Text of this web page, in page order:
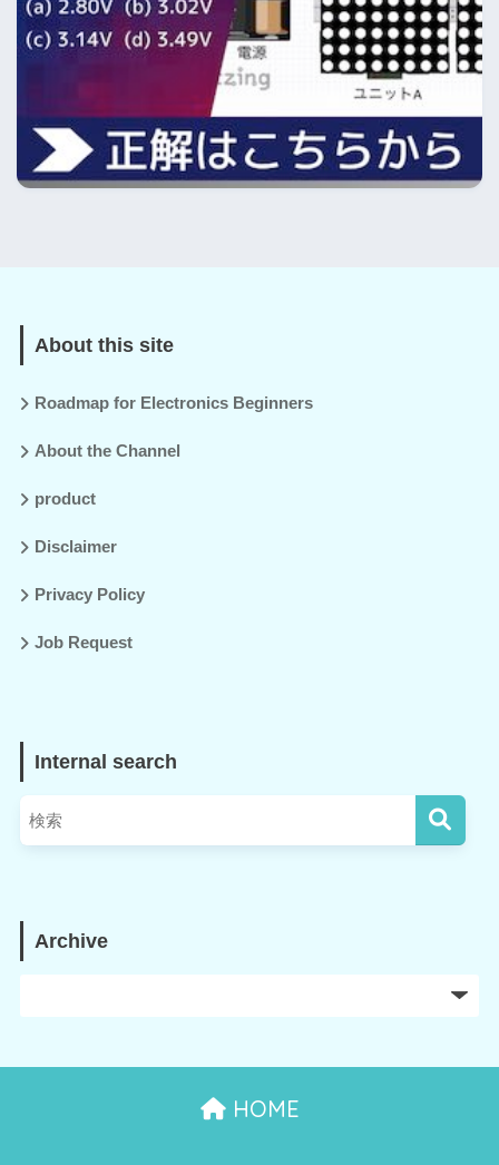
About this site
Roadmap for Electronics Beginners
About the Channel
product
Disclaimer
Privacy Policy
Job Request
Internal search
Archive
HOME